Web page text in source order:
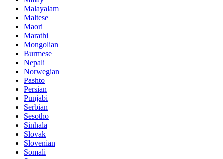
Malayalam
Maltese
Maori
Marathi
Mongolian
Burmese
Nepali
Norwegian
Pashto
Persian
Punjabi
Serbian
Sesotho
Sinhala
Slovak
Slovenian
Somali